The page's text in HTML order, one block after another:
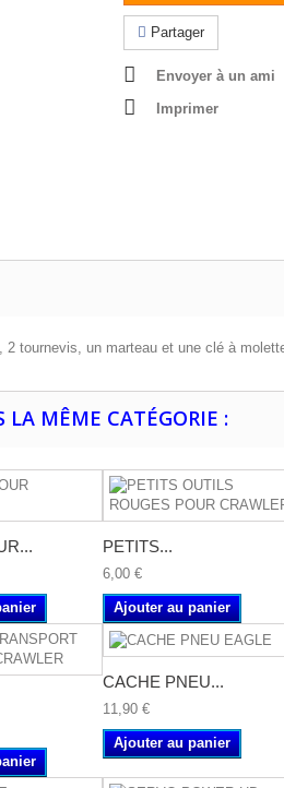
Partager
Envoyer à un ami
Imprimer
tournevis, un marteau et une clé à
LA MÊME CATÉGORIE :
PETITS...
6,00 €
Ajouter au panier
CACHE PNEU...
11,90 €
Ajouter au panier